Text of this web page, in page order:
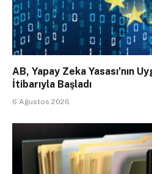
AB, Yapay Zeka Yasası’nın
İtibarıyla Başladı
6 Ağustos 2026